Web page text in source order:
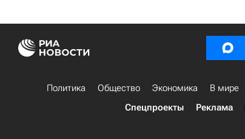
Политика Общество Экономика В мире
Спецпроекты
Реклама